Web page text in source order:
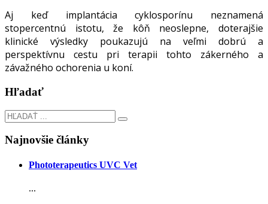
Aj keď implantácia cyklosporínu neznamená
stopercentnú istotu, že kôň neoslepne, doterajšie
klinické výsledky poukazujú na veľmi dobrú a
perspektívnu cestu pri terapii tohto zákerného a
závažného ochorenia u koní.
Hľadať
Najnovšie články
Phototerapeutics UVC Vet
...